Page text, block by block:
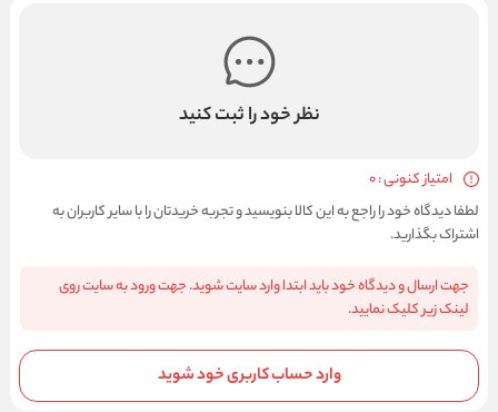
نظر خود را ثبت کنید
امتیاز کنونی : 0
لطفا دیدگاه خود را راجع به این کالا بنویسید و تجربه خریدتان را با سایر کاربران به
اشتراک بگذارید.
جهت ارسال و دیدگاه خود باید ابتدا وارد سایت شوید. جهت ورود به سایت روی
لینک زیر کلیک نمایید.
وارد حساب کاربری خود شوید